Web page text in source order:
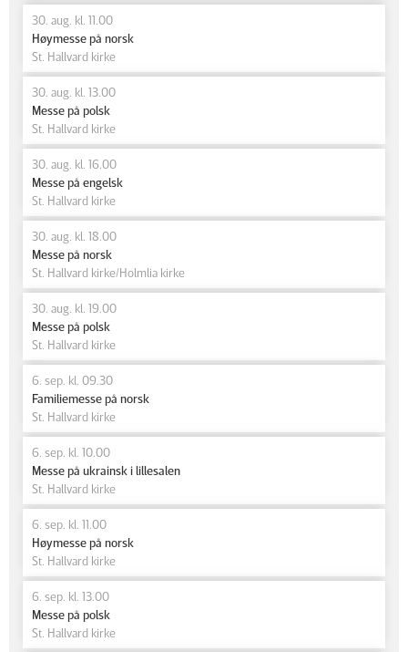
30. aug. kl. 11.00
Høymesse på norsk
St. Hallvard kirke
30. aug. kl. 13.00
Messe på polsk
St. Hallvard kirke
30. aug. kl. 16.00
Messe på engelsk
St. Hallvard kirke
30. aug. kl. 18.00
Messe på norsk
St. Hallvard kirke/Holmlia kirke
30. aug. kl. 19.00
Messe på polsk
St. Hallvard kirke
6. sep. kl. 09.30
Familiemesse på norsk
St. Hallvard kirke
6. sep. kl. 10.00
Messe på ukrainsk i lillesalen
St. Hallvard kirke
6. sep. kl. 11.00
Høymesse på norsk
St. Hallvard kirke
6. sep. kl. 13.00
Messe på polsk
St. Hallvard kirke